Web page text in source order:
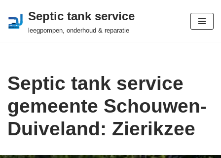
Ga
Septic tank service
leegpompen, onderhoud & reparatie
Septic tank service
gemeente Schouwen-
Duiveland: Zierikzee